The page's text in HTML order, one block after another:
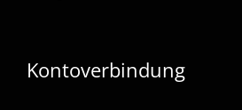
Kontoverbindung